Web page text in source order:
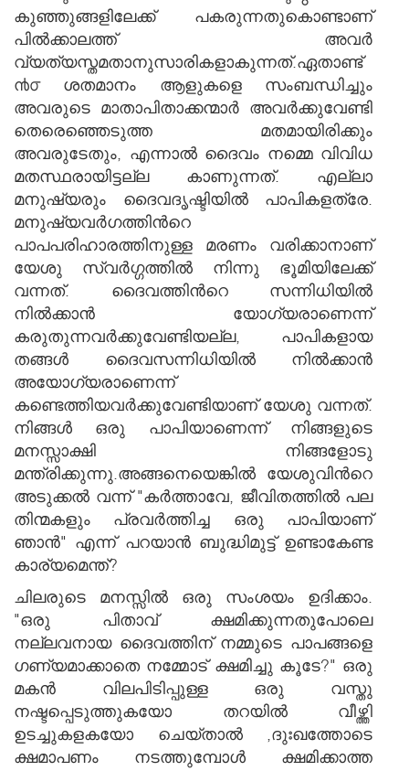
കുഞ്ഞുങ്ങളിലേക്ക് പകരുന്നതുകൊണ്ടാണ്
പില്‍ക്കാലത്ത് അവര്‍
വ്യത്യസ്തമതാനുസാരികളാകുന്നത്.ഏതാണ്ട്
൯൦ ശതമാനം ആളുകളെ സംബന്ധിച്ചും
അവരുടെ മാതാപിതാക്കന്മാര്‍ അവര്‍ക്കുവേണ്ടി
തെരെഞ്ഞെടുത്ത മതമായിരിക്കും
അവരുടേതും, എന്നാല്‍ ദൈവം നമ്മെ വിവിധ
മതസ്ഥരായിട്ടല്ല കാണുന്നത്. എല്ലാ
മനുഷ്യരും ദൈവദൃഷ്ടിയില്‍ പാപികളത്രേ.
മനുഷ്യവര്‍ഗത്തിന്‍റെ
പാപപരിഹാരത്തിനുള്ള മരണം വരിക്കാനാണ്
യേശു സ്വര്‍ഗ്ഗത്തില്‍ നിന്നു ഭൂമിയിലേക്ക്
വന്നത്. ദൈവത്തിന്‍റെ സന്നിധിയില്‍
നില്‍ക്കാന്‍ യോഗ്യരാണെന്ന്
കരുതുന്നവര്‍ക്കുവേണ്ടിയല്ല, പാപികളായ
തങ്ങള്‍ ദൈവസന്നിധിയില്‍ നില്‍ക്കാന്‍
അയോഗ്യരാണെന്ന്
കണ്ടെത്തിയവര്‍ക്കുവേണ്ടിയാണ് യേശു വന്നത്.
നിങ്ങള്‍ ഒരു പാപിയാണെന്ന് നിങ്ങളുടെ
മനസ്സാക്ഷി നിങ്ങളോടു
മന്ത്രിക്കുന്നു.അങ്ങനെയെങ്കില്‍ യേശുവിന്‍റെ
അടുക്കല്‍ വന്ന് "കര്‍ത്താവേ, ജീവിതത്തില്‍ പല
തിന്മകളും പ്രവര്‍ത്തിച്ച ഒരു പാപിയാണ്
ഞാന്‍" എന്ന് പറയാന്‍ ബുദ്ധിമുട്ട് ഉണ്ടാകേണ്ട
കാര്യമെന്ത്?
ചിലരുടെ മനസ്സില്‍ ഒരു സംശയം ഉദിക്കാം.
"ഒരു പിതാവ് ക്ഷമിക്കുന്നതുപോലെ
നല്ലവനായ ദൈവത്തിന് നമ്മുടെ പാപങ്ങളെ
ഗണ്യമാക്കാതെ നമ്മോട് ക്ഷമിച്ചു കൂടേ?" ഒരു
മകന്‍ വിലപിടിപ്പുള്ള ഒരു വസ്തു
നഷ്ടപ്പെടുത്തുകയോ തറയില്‍ വീഴ്ത്തി
ഉടച്ചുകളകയോ ചെയ്താല്‍ ,ദുഃഖത്തോടെ
ക്ഷമാപണം നടത്തുമ്പോള്‍ ക്ഷമിക്കാത്ത